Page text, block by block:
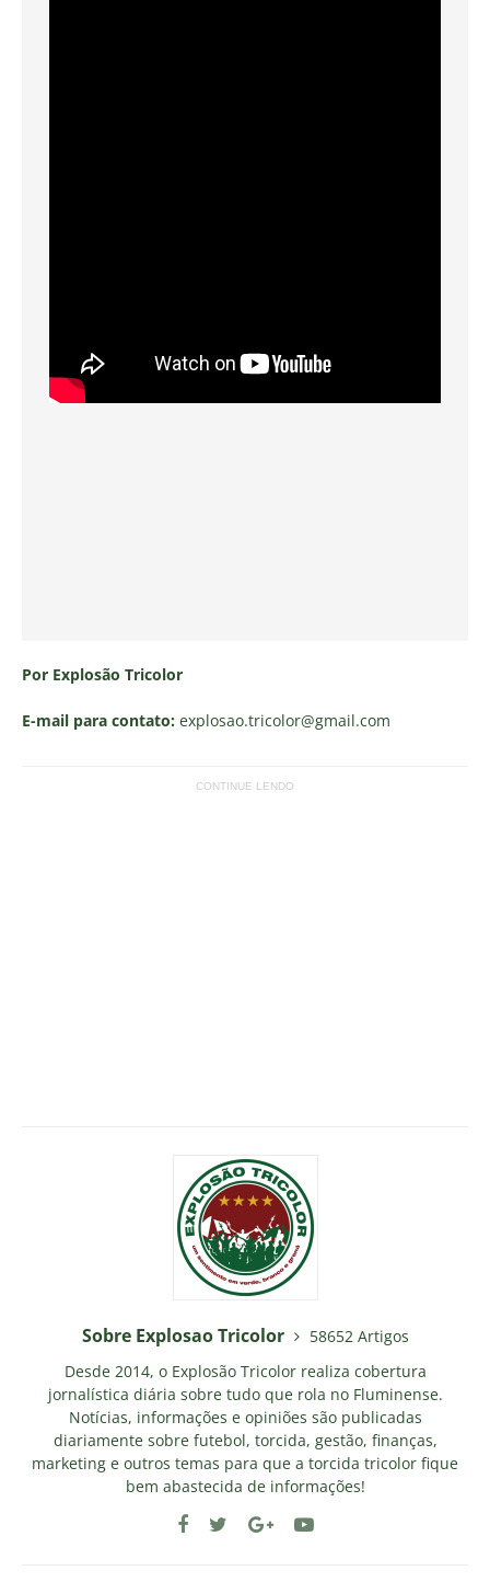
Por Explosão Tricolor
E-mail para contato: explosao.tricolor@gmail.com
CONTINUE LENDO
Sobre Explosao Tricolor
58652 Artigos
Desde 2014, o Explosão Tricolor realiza cobertura
jornalística diária sobre tudo que rola no Fluminense.
Notícias, informações e opiniões são publicadas
diariamente sobre futebol, torcida, gestão, finanças,
marketing e outros temas para que a torcida tricolor fique
bem abastecida de informações!